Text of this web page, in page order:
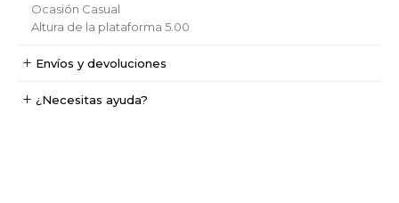
Ocasión Casual
Altura de la plataforma 5.00
Envíos y devoluciones
¿Necesitas ayuda?